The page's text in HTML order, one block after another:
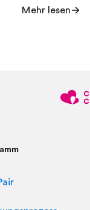
Mehr lesen